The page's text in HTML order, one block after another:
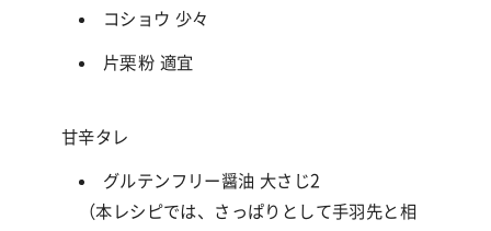
コショウ 少々
片栗粉 適宜
甘辛タレ
グルテンフリー醤油 大さじ2
（本レシピでは、さっぱりとして手羽先と相